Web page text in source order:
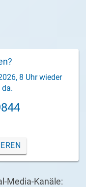
8 Uhr wieder
Media-Kanäle: